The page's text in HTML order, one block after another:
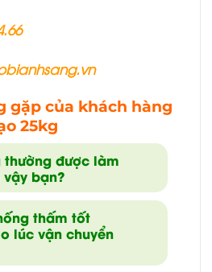
gặp của khách hàng
25kg
thường được làm
bạn?
thấm tốt
lúc vận chuyển